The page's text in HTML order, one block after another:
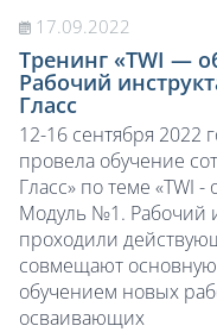
17.09.2022
Тренинг «TWI —
Рабочий
Гласс
12-16 сентября 2022
провела обучение
Гласс» по теме «TWI
Модуль №1. Рабочий
проходили
совмещают
обучением новых
осваивающих